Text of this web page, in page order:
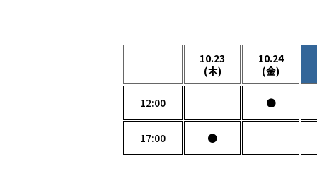
10.23
(木)
10.24
(金)
12:00 ●
17:00 ●